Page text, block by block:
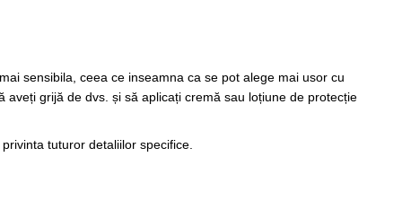
sensibila, ceea ce inseamna ca se pot alege mai usor cu
grijă de dvs. și să aplicați cremă sau loțiune de protecție
tuturor detaliilor specifice.